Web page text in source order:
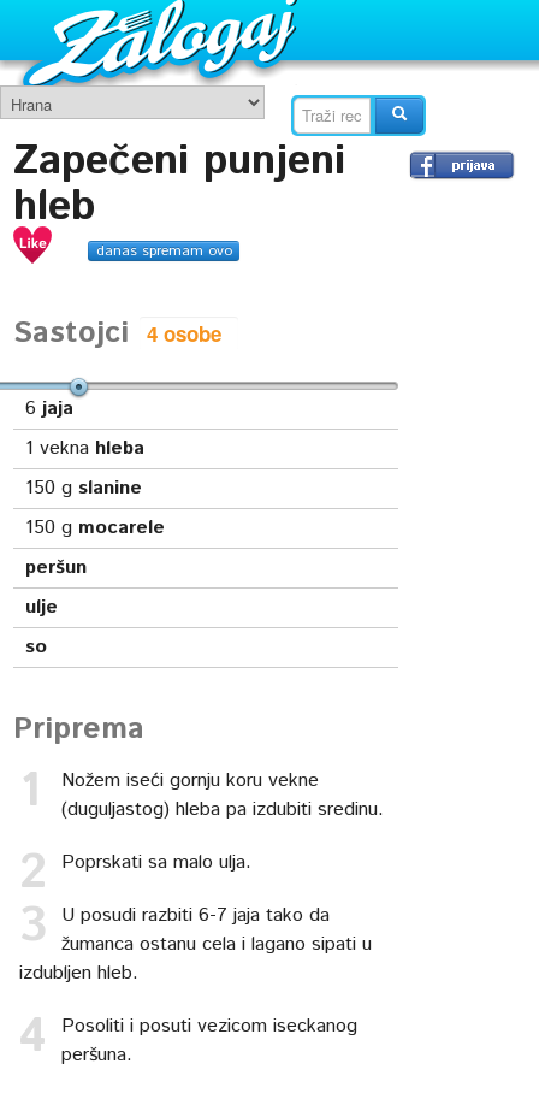
Zapečeni punjeni
hleb
danas spremam ovo
Sastojci
6 jaja
1 vekna hleba
150 gslanine
150 g mocarele
peršun
ulje
so
Priprema
Nožem iseći gornju koru vekne
(duguljastog) hleba pa izdubiti sredinu.
Poprskati sa malo ulja.
U posudi razbiti 6-7 jaja tako da
žumanca ostanu cela i lagano sipati u
izdubljen hleb.
Posoliti i posuti vezicom iseckanog
peršuna.